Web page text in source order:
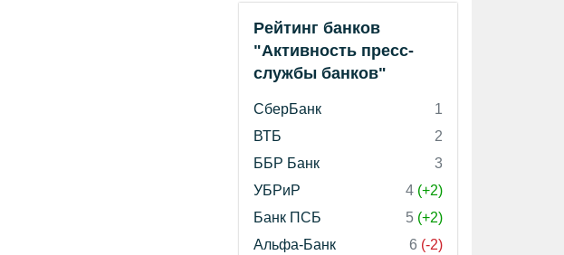
Рейтинг банков
"Активность пресс-
службы банков"
СберБанк
1
ВТБ
2
ББР Банк
3
УБРиР
4 (+2)
Банк ПСБ
5 (+2)
Альфа-Банк
6 (-2)